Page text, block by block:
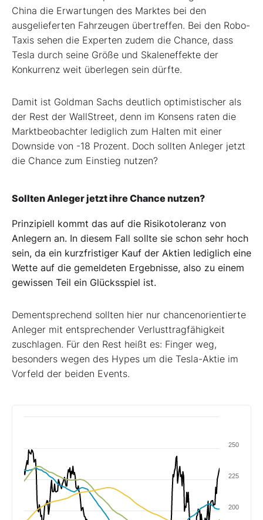
China die Erwartungen des Marktes bei den
ausgelieferten Fahrzeugen übertreffen. Bei den Robo-
Taxis sehen die Experten zudem die Chance, dass
Tesla durch seine Größe und Skaleneffekte der
Konkurrenz weit überlegen sein dürfte.
Damit ist Goldman Sachs deutlich optimistischer als
der Rest der WallStreet, denn im Konsens raten die
Marktbeobachter lediglich zum Halten mit einer
Downside von -18 Prozent. Doch sollten Anleger jetzt
die Chance zum Einstieg nutzen?
Sollten Anleger jetzt ihre Chance nutzen?
Prinzipiell kommt das auf die Risikotoleranz von
Anlegern an. In diesem Fall sollte sie schon sehr hoch
sein, da ein kurzfristiger Kauf der Aktien lediglich eine
Wette auf die gemeldeten Ergebnisse, also zu einem
gewissen Teil ein Glücksspiel ist.
Dementsprechend sollten hier nur chancenorientierte
Anleger mit entsprechender Verlusttragfähigkeit
zuschlagen. Für den Rest heißt es: Finger weg,
besonders wegen des Hypes um die Tesla-Aktie im
Vorfeld der beiden Events.
200
225
250